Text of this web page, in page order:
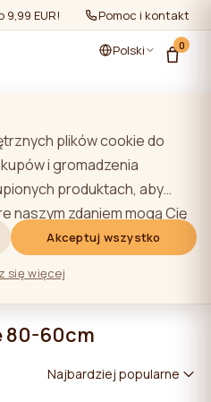
9,99 EUR! Pomoc i kontakt
Polski 0
80-60cm
Najbardziej popularne
plików cookie do
i gromadzenia
produktach, aby
naszym zdaniem mogą Cię
się więcej o naszej
przycisk "Dowiedz się
zgodę na wszystkie
"Akceptuj wszystko" lub
wszystko". Jeśli
są techniczne
Akceptuj wszystko
się więcej